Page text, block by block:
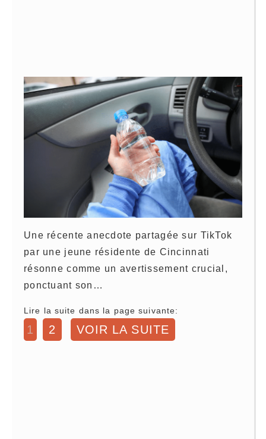
Une récente anecdote partagée sur TikTok
par une jeune résidente de Cincinnati
résonne comme un avertissement crucial,
ponctuant son…
Lire la suite dans la page suivante:
1 2 VOIR LA SUITE